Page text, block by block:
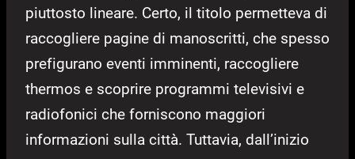
piuttosto lineare. Certo, il titolo permetteva di
raccogliere pagine di manoscritti, che spesso
prefigurano eventi imminenti, raccogliere
thermos e scoprire programmi televisivi e
radiofonici che forniscono maggiori
informazioni sulla città. Tuttavia, dall’inizio